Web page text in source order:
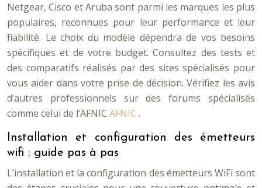
Netgear, Cisco et Aruba sont parmi les marques les plus
populaires, reconnues pour leur performance et leur
fiabilité. Le choix du modèle dépendra de vos besoins
spécifiques et de votre budget. Consultez des tests et
des comparatifs réalisés par des sites spécialisés pour
vous aider dans votre prise de décision. Vérifiez les avis
d’autres professionnels sur des forums spécialisés
comme celui de l’AFNIC AFNIC .
Installation et configuration des émetteurs
wifi : guide pas à pas
L’installation et la configuration des émetteurs WiFi sont